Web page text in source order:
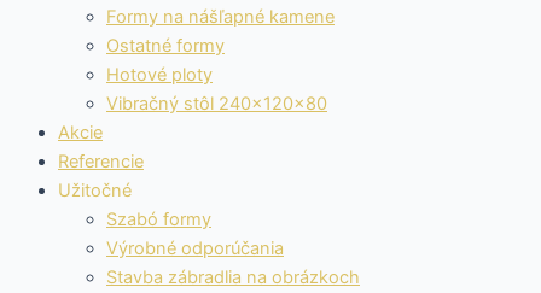
Formy na nášľapné kamene
Ostatné formy
Hotové ploty
Vibračný stôl 240x120x80
Akcie
Referencie
Užitočné
Szabó formy
Výrobné odporúčania
Stavba zábradlia na obrázkoch